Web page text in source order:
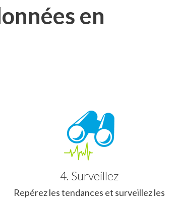
en
4. Surveillez
Repérez les tendances et surveillez les